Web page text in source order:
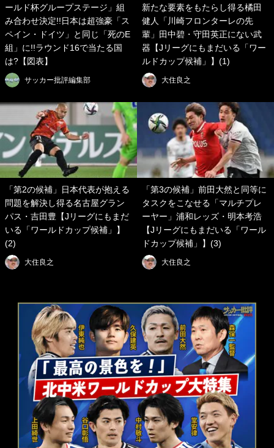
ールド杯グループステージ」組
み合わせ決定!!日本は超強豪「ス
ペイン・ドイツ」と同じ「死のE
組」に!!ラウンド16で当たる国
は?【図表】
サッカー批評編集部
新たな要素をもたらし得る橘田
健人「川崎フロンターレの先
輩」田中碧・守田英正にない武
器【Jリーグにもまだいる「ワー
ルドカップ候補」】(1)
大住良之
「第2の候補」日本代表が抱える
問題を解決し得る名古屋グラン
パス・吉田豊【Jリーグにもまだ
いる「ワールドカップ候補」】
(2)
大住良之
「第3の候補」前田大然と同等に
タスクをこなせる「マルチプレ
ーヤー」浦和レッズ・明本考浩
【Jリーグにもまだいる「ワール
ドカップ候補」】(3)
大住良之